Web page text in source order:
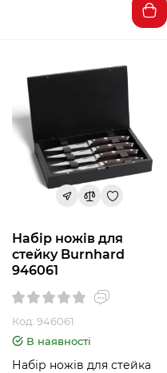
Набір ножів для
стейку Burnhard
946061
Код: 946061
В наявності
Набір ножів для стейка